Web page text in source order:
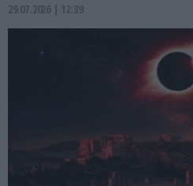
29.07.2026 | 12:39